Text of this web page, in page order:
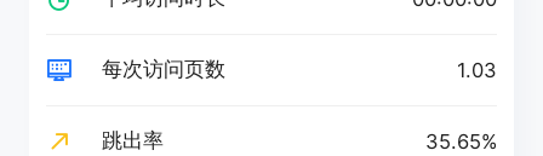
每次访问页数 1.03
跳出率 35.65%